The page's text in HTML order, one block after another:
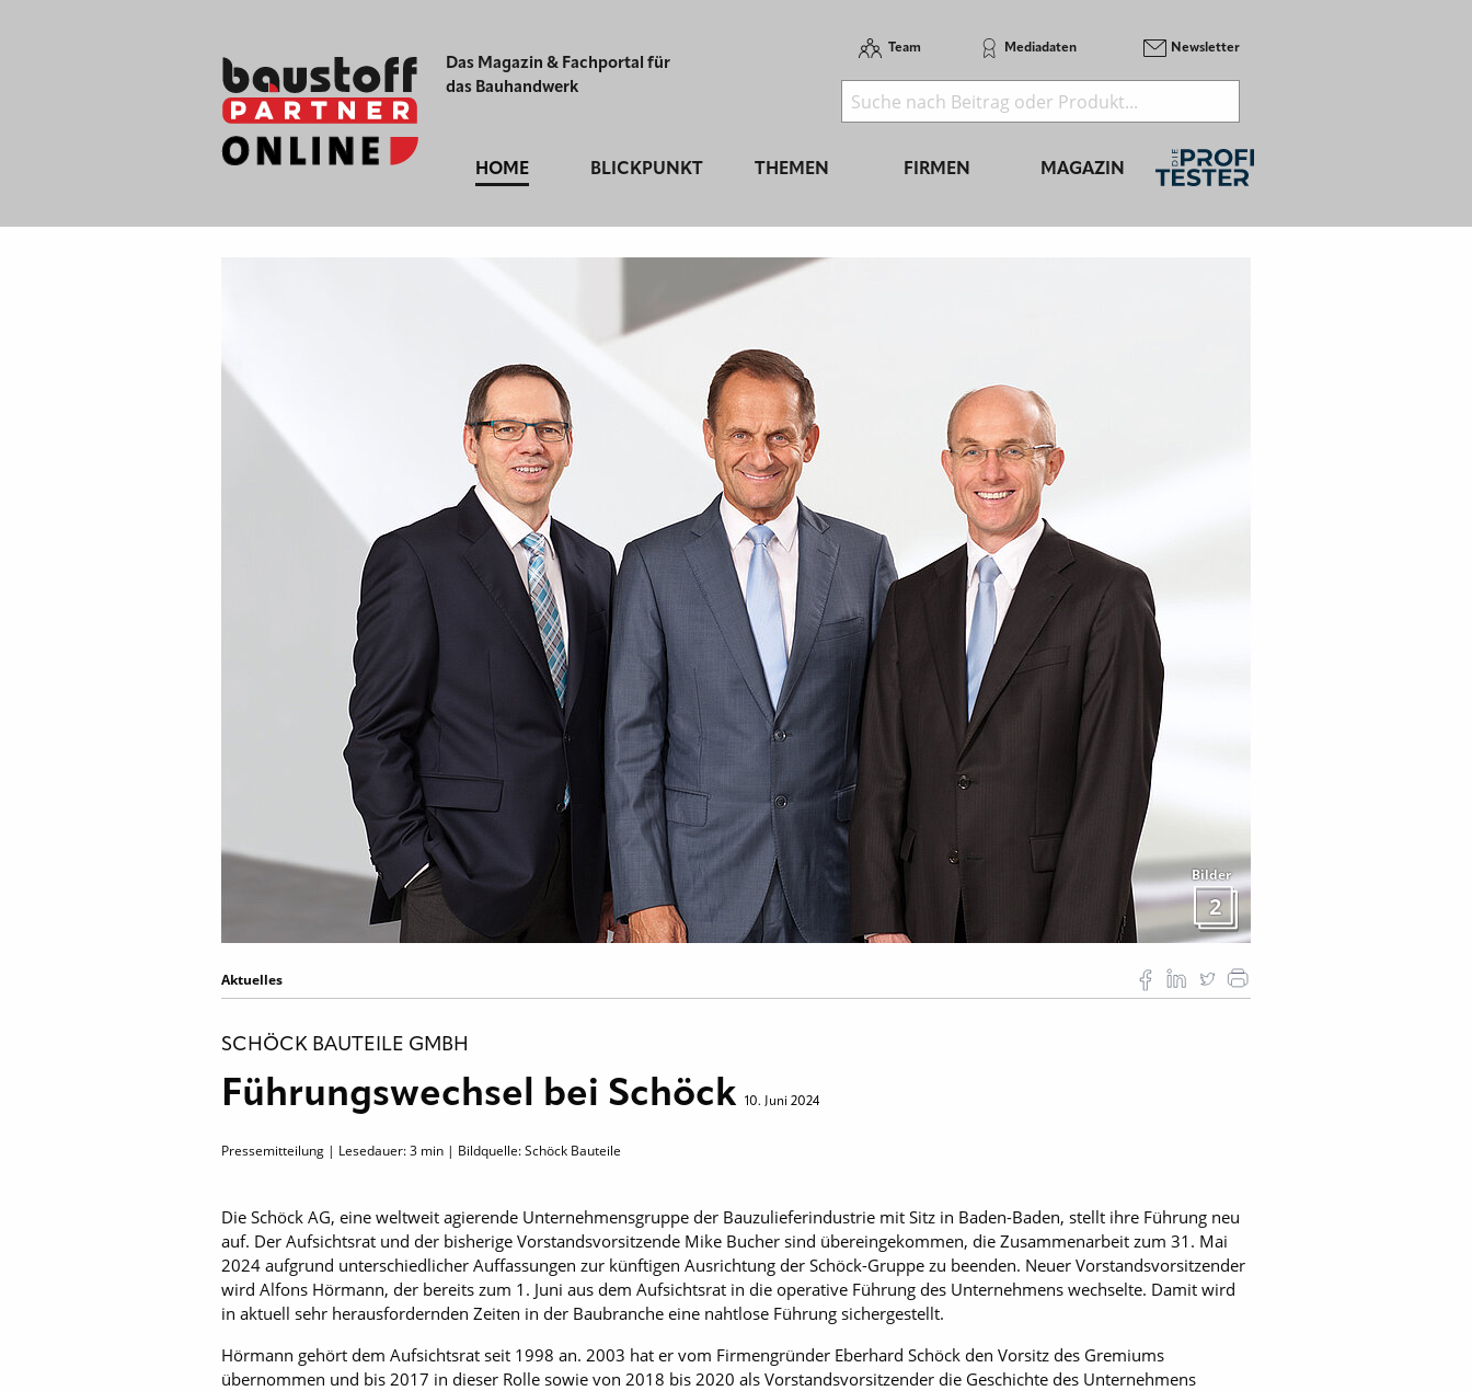
Das Magazin & Fachportal für
das Bauhandwerk
Team Mediadaten Newsletter
HOME BLICKPUNKT THEMEN FIRMEN MAGAZIN
Bilder
2
Aktuelles
SCHÖCK BAUTEILE GMBH
Führungswechsel bei Schöck 10. Juni 2024
Pressemitteilung | Lesedauer:3 min | Bildquelle: Schöck Bauteile
Die Schöck AG, eine weltweit agierende Unternehmensgruppe der Bauzulieferindustrie mit Sitz in Baden-Baden, stellt ihre Führung neu
auf. Der Aufsichtsrat und der bisherige Vorstandsvorsitzende Mike Bucher sind übereingekommen, die Zusammenarbeit zum 31. Mai
2024 aufgrund unterschiedlicher Auffassungen zur künftigen Ausrichtung der Schöck-Gruppe zu beenden. Neuer Vorstandsvorsitzender
wird Alfons Hörmann, der bereits zum 1. Juni aus dem Aufsichtsrat in die operative Führung des Unternehmens wechselte. Damit wird
in aktuell sehr herausfordernden Zeiten in der Baubranche eine nahtlose Führung sichergestellt.
Hörmann gehört dem Aufsichtsrat seit 1998 an. 2003 hat er vom Firmengründer Eberhard Schöck den Vorsitz des Gremiums
übernommen und bis 2017 in dieser Rolle sowie von 2018 bis 2020 als Vorstandsvorsitzender die Geschichte des Unternehmens